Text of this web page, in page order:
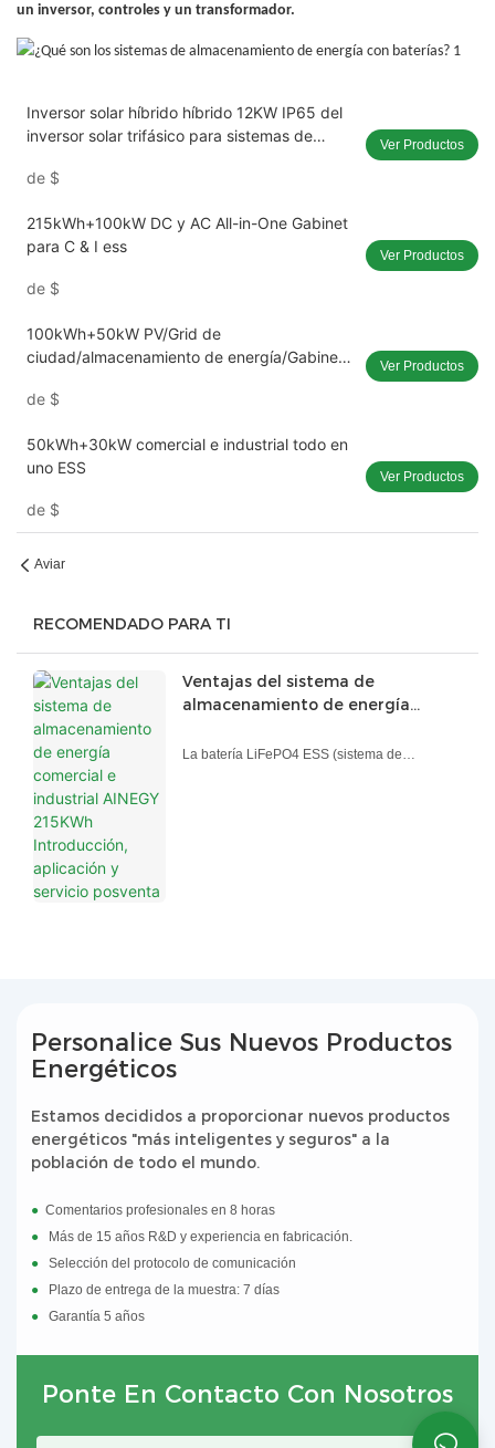
un inversor, controles y un transformador.
Inversor solar híbrido híbrido 12KW IP65 del
inversor solar trifásico para sistemas de
de $
Ver Productos
215kWh+100kW DC y AC All-in-One Gabinet
para C & I ess
de $
Ver Productos
100kWh+50kW PV/Grid de
ciudad/almacenamiento de energía/Gabinete
de $
Ver Productos
50kWh+30kW comercial e industrial todo en
uno ESS
de $
Ver Productos
Aviar
RECOMENDADO PARA TI
Ventajas del sistema de
almacenamiento de energía
215KWh Introducción, aplicación y
La batería LiFePO4 ESS (sistema de
Personalice Sus Nuevos Productos
Energéticos
Estamos decididos a proporcionar nuevos productos
energéticos "más inteligentes y seguros" a la
población de todo el mundo.
● Comentarios profesionales en 8 horas
●
Más de 15 años R&D y experiencia en fabricación.
●
Selección del protocolo de comunicación
●
Plazo de entrega de la muestra: 7 días
●
Garantía 5 años
Ponte En Contacto Con Nosotros